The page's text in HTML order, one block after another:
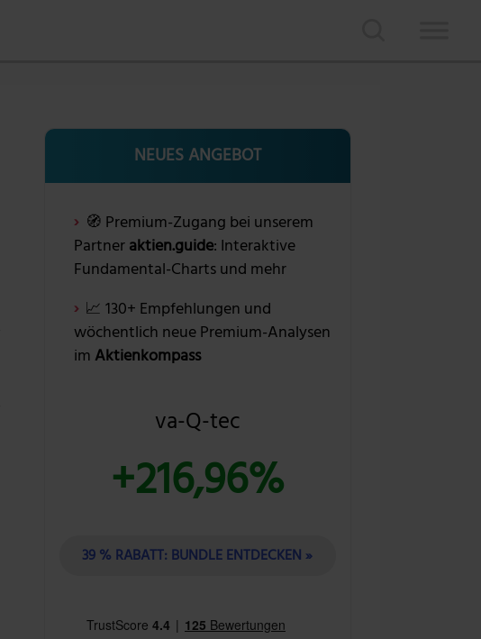
NEUES ANGEBOT
🧭 Premium-Zugang bei unserem
Partneraktien.guide: Interaktive
Fundamental-Charts und mehr
📈 130+ Empfehlungen und
wöchentlich neue Premium-Analysen
im Aktienkompass
va-Q-tec
+216,96%
39 % RABATT: BUNDLE ENTDECKEN »